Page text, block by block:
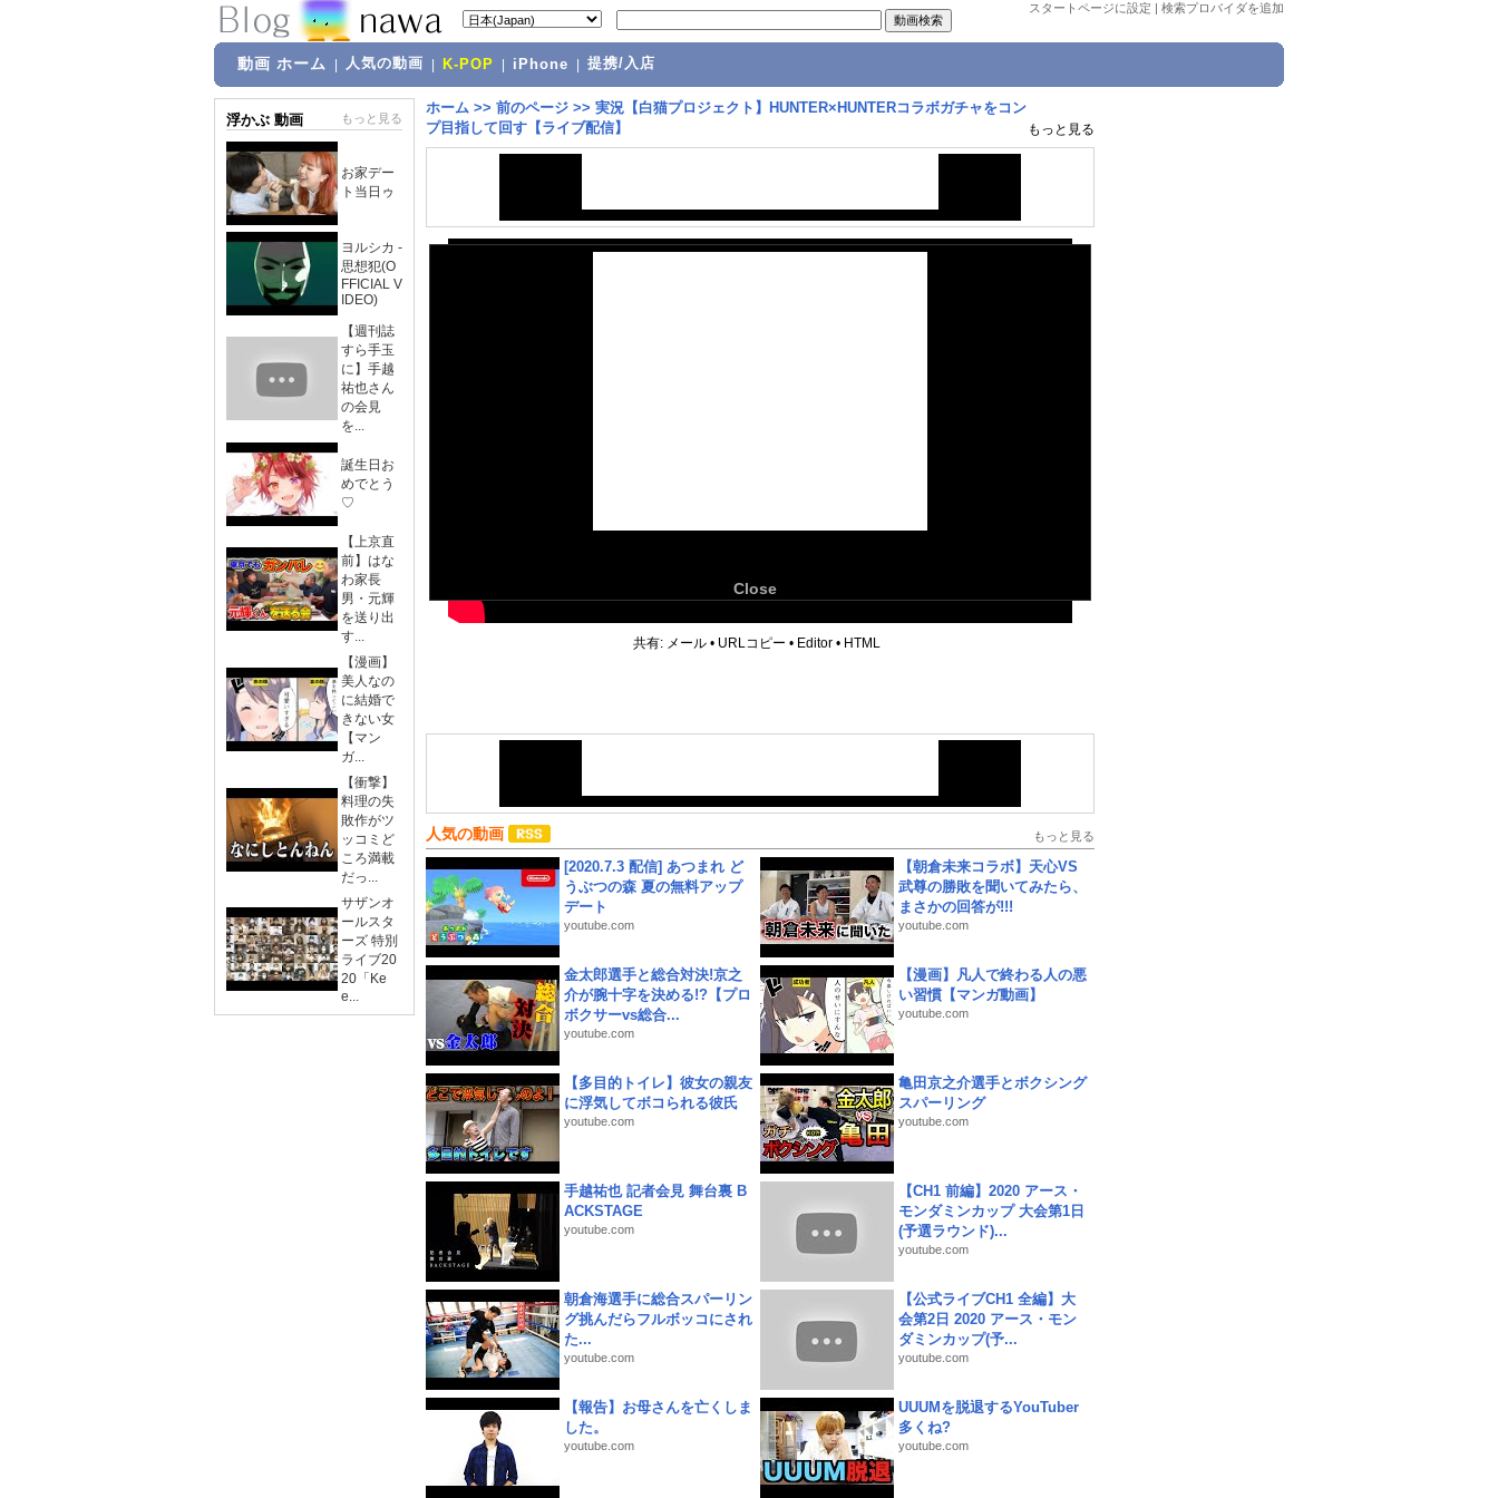
スタートページに設定 | 検索プロバイダを追加
動画 ホーム 人気の動画 K-POP iPhone 提携/入店
浮かぶ 動画 もっと見る
お家デー
ト当日ゥ
ヨルシカ -
思想犯(O
FFICIAL V
IDEO)
【週刊誌
すら手玉
に】手越
祐也さん
の会見
を...
誕生日お
めでとう
♡
【上京直
前】はな
わ家長
男・元輝
を送り出
す...
【漫画】
美人なの
に結婚で
きない女
【マン
ガ...
【衝撃】
料理の失
敗作がツ
ッコミど
ころ満載
だっ...
サザンオ
ールスタ
ーズ 特別
ライブ20
20「Ke
e...
ホーム >> 前のページ >> 実況【白猫プロジェクト】HUNTER×HUNTERコラボガチャをコン
プ目指して回す【ライブ配信】
もっと見る
Close
共有: メール • URLコピー • Editor • HTML
人気の動画 もっと見る
[2020.7.3 配信] あつまれ ど
うぶつの森 夏の無料アップ
デート
youtube.com
【朝倉未来コラボ】天心VS
武尊の勝敗を聞いてみたら、
まさかの回答が!!!
youtube.com
金太郎選手と総合対決!京之
介が腕十字を決める!?【プロ
ボクサーvs総合...
youtube.com
【漫画】凡人で終わる人の悪
い習慣【マンガ動画】
youtube.com
【多目的トイレ】彼女の親友
に浮気してボコられる彼氏
youtube.com
亀田京之介選手とボクシング
スパーリング
youtube.com
手越祐也 記者会見 舞台裏 B
ACKSTAGE
youtube.com
【CH1 前編】2020 アース・
モンダミンカップ 大会第1日
(予選ラウンド)...
youtube.com
朝倉海選手に総合スパーリン
グ挑んだらフルボッコにされ
た...
youtube.com
【公式ライブCH1 全編】大
会第2日 2020 アース・モン
ダミンカップ(予...
youtube.com
【報告】お母さんを亡くしま
した。
youtube.com
UUUMを脱退するYouTuber
多くね?
youtube.com